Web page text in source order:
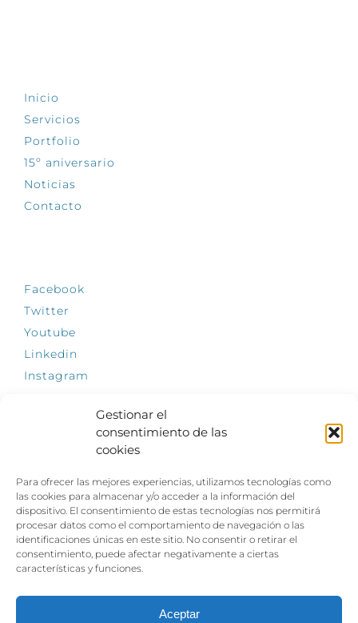
Gestionar el
consentimiento de las
cookies
Para ofrecer las mejores experiencias, utilizamos tecnologías como
las cookies para almacenar y/o acceder a la información del
dispositivo. El consentimiento de estas tecnologías nos permitirá
procesar datos como el comportamiento de navegación o las
identificaciones únicas en este sitio. No consentir o retirar el
consentimiento, puede afectar negativamente a ciertas
características y funciones.
Aceptar
Inicio
Servicios
Portfolio
15º aniversario
Noticias
Contacto
Facebook
Twitter
Youtube
Linkedin
Instagram
El empleo, la gran llave para una vida
independiente: Fundación Dfa reclama un
impulso decidido a la inclusión laboral de las
personas con discapacidad
Clown, circo y magia: el Jardín de las Artes
de julio con su segundo “Festival